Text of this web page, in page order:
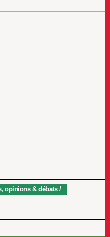
opinions & débats